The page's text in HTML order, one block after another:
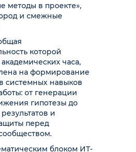
методы в проекте»,
и смежные
которой
часа,
на формирование
системных навыков
от генерации
гипотезы до
и
перед
блоком ИТ-